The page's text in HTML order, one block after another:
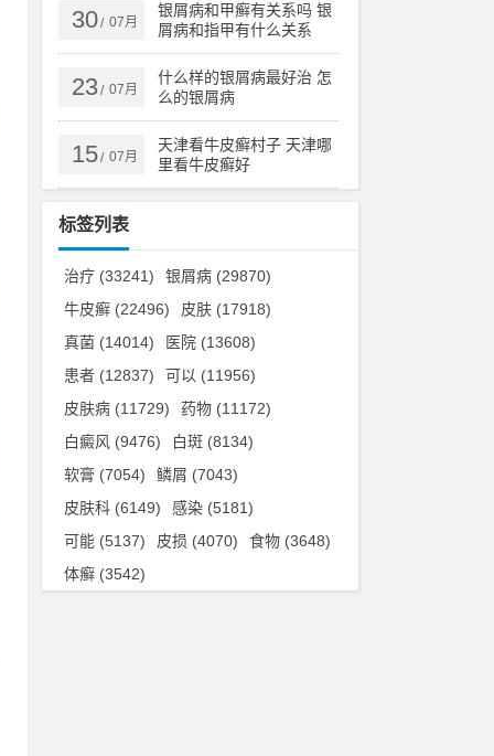
30/ 07月
银屑病和甲癣有关系吗 银
屑病和指甲有什么关系
23/ 07月
什么样的银屑病最好治 怎
么的银屑病
15/ 07月
天津看牛皮癣村子 天津哪
里看牛皮癣好
标签列表
治疗 (33241) 银屑病 (29870)
牛皮癣 (22496) 皮肤 (17918)
真菌 (14014) 医院 (13608)
患者 (12837) 可以 (11956)
皮肤病 (11729) 药物 (11172)
白癜风 (9476) 白斑 (8134)
软膏 (7054) 鳞屑 (7043)
皮肤科 (6149) 感染 (5181)
可能 (5137) 皮损 (4070) 食物 (3648)
体癣 (3542)